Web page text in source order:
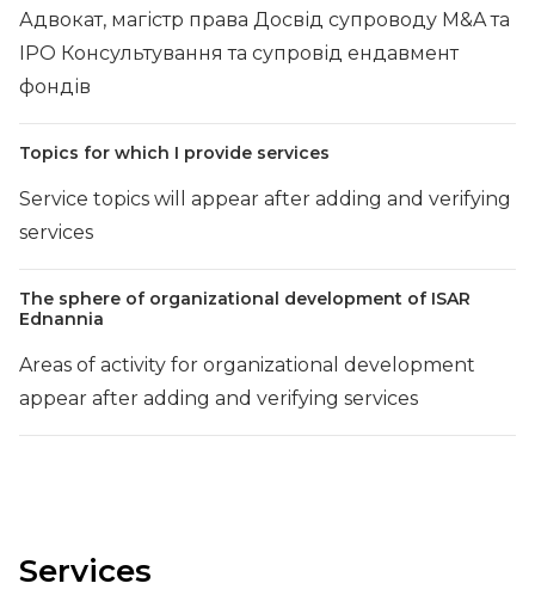
Адвокат, магістр права Досвід супроводу M&A та
IPO Консультування та супровід ендавмент
фондів
Topics for which I provide services
Service topics will appear after adding and verifying
services
The sphere of organizational development of ISAR
Ednannia
Areas of activity for organizational development
appear after adding and verifying services
Services